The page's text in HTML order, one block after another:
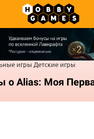
игры Детские игры
о Alias: Моя